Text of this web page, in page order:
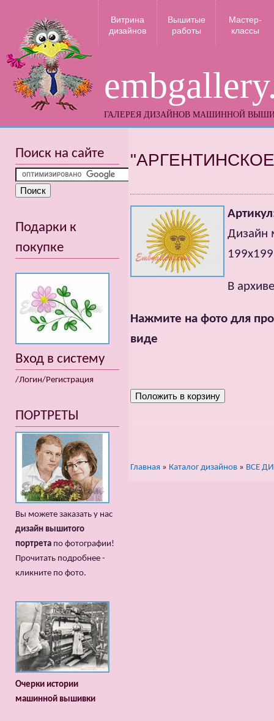
ГАЛЕРЕЯ ДИЗАЙНОВ МАШИННОЙ
Витрина
дизайнов
Вышитые
работы
Мастер-
классы
Дизайн
В
Нажмите на фото для
виде
Главная » Каталог дизайнов » ВСЕ
Поиск на сайте
Подарки к
покупке
Вход в систему
/Логин/Регистрация
ПОРТРЕТЫ
Вы можете заказать у нас
дизайн вышитого
портрета по фотографии!
Прочитать подробнее -
кликните по фото.
Очерки истории
машинной вышивки